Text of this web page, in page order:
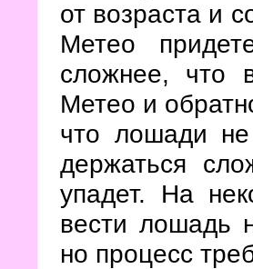
от возраста и
Метео
сложнее, что
Метео и
что лошади
держаться
упадет. На
вести лошадь
но процесс